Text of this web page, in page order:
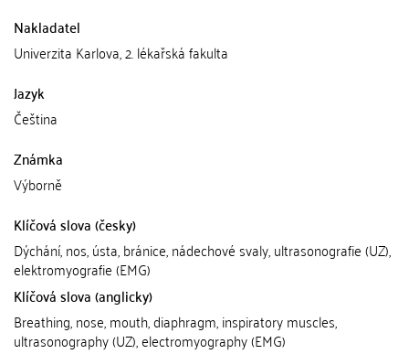
Nakladatel
Univerzita Karlova, 2. lékařská fakulta
Jazyk
Čeština
Známka
Výborně
Klíčová slova (česky)
Dýchání, nos, ústa, bránice, nádechové svaly, ultrasonografie (UZ),
elektromyografie (EMG)
Klíčová slova (anglicky)
Breathing, nose, mouth, diaphragm, inspiratory muscles,
ultrasonography (UZ), electromyography (EMG)